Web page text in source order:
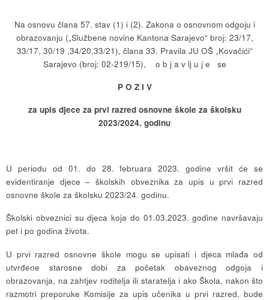
Na osnovu člana 57. stav (1) i (2). Zakona o osnovnom odgoju i
obrazovanju („Službene novine Kantona Sarajevo“ broj: 23/17,
33/17, 30/19 ,34/20,33/21), člana 33. Pravila JU OŠ „Kovačići“
Sarajevo (broj: 02-219/15), o b j a v lj u j e se
P O Z I V
za upis djece za prvi razred osnovne škole za školsku
2023/2024. godinu
U periodu od 01. do 28. februara 2023. godine vršit će se
evidentiranje djece – školskih obveznika za upis u prvi razred
osnovne škole za školsku 2023/24. godinu.
Školski obveznici su djeca koja do 01.03.2023. godine navršavaju
pet i po godina života.
U prvi razred osnovne škole mogu se upisati i djeca mlađa od
utvrđene starosne dobi za početak obaveznog odgoja i
obrazovanja, na zahtjev roditelja ili staratelja i ako Škola, nakon što
razmotri preporuke Komisije za upis učenika u prvi razred, bude